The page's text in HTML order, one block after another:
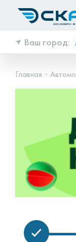
Ваш город:
Главная